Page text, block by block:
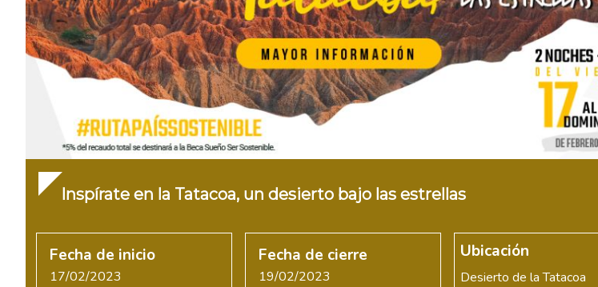
Inspírate en la Tatacoa, un desierto bajo las estrellas
Fecha de inicio
17/02/2023
Fecha de cierre
19/02/2023
Ubicación
Desierto de la Tatacoa